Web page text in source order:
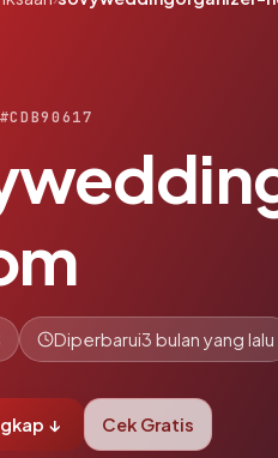
Diperbarui3 bulan yang lalu
↓ Cek Gratis